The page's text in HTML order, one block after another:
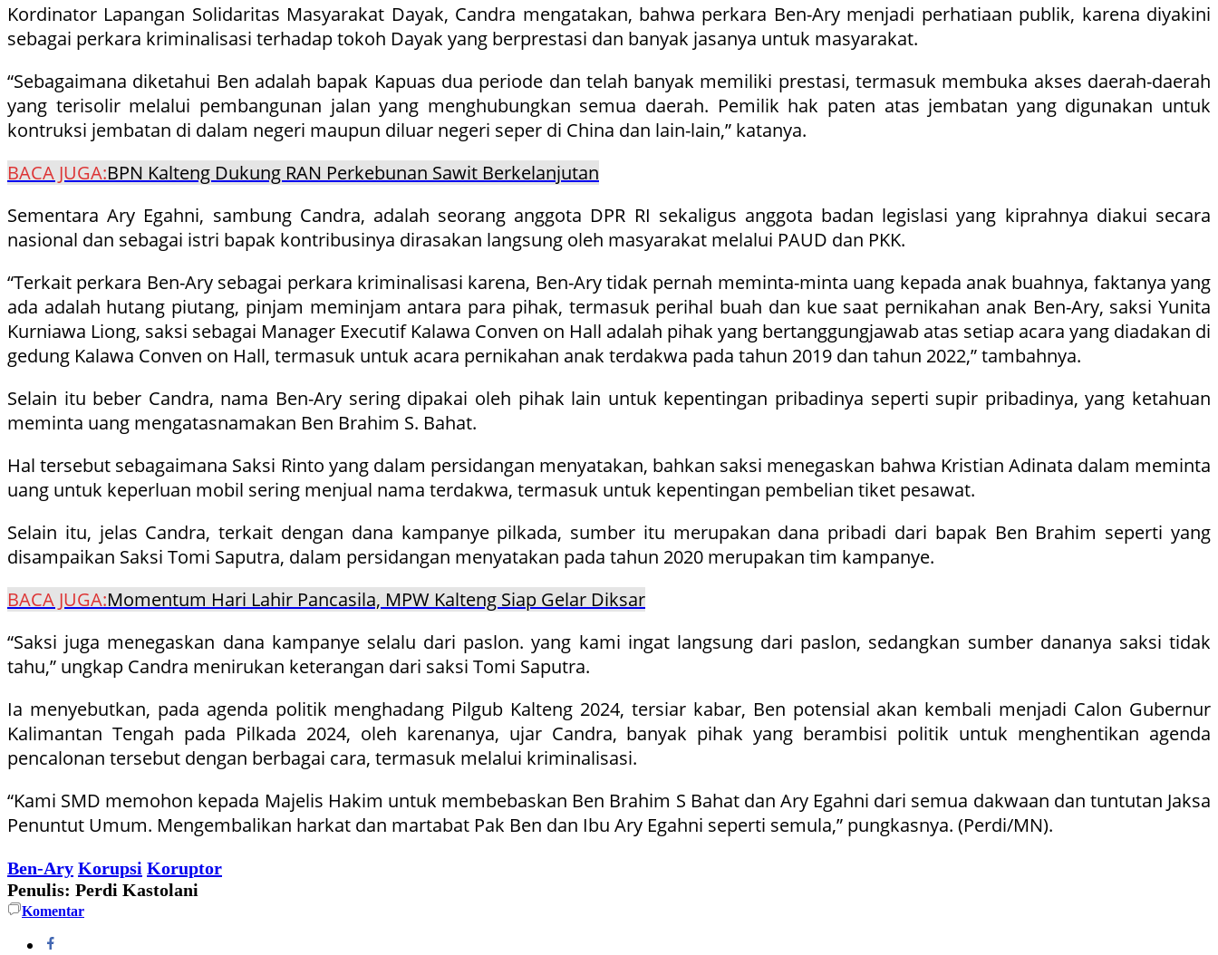
Kordinator Lapangan Solidaritas Masyarakat Dayak, Candra mengatakan, bahwa perkara Ben-Ary menjadi perhatiaan publik, karena diyakini
sebagai perkara kriminalisasi terhadap tokoh Dayak yang berprestasi dan banyak jasanya untuk masyarakat.
“Sebagaimana diketahui Ben adalah bapak Kapuas dua periode dan telah banyak memiliki prestasi, termasuk membuka akses daerah-daerah
yang terisolir melalui pembangunan jalan yang menghubungkan semua daerah. Pemilik hak paten atas jembatan yang digunakan untuk
kontruksi jembatan di dalam negeri maupun diluar negeri seper di China dan lain-lain,” katanya.
BACA JUGA:BPN Kalteng Dukung RAN Perkebunan Sawit Berkelanjutan
Sementara Ary Egahni, sambung Candra, adalah seorang anggota DPR RI sekaligus anggota badan legislasi yang kiprahnya diakui secara
nasional dan sebagai istri bapak kontribusinya dirasakan langsung oleh masyarakat melalui PAUD dan PKK.
“Terkait perkara Ben-Ary sebagai perkara kriminalisasi karena, Ben-Ary tidak pernah meminta-minta uang kepada anak buahnya, faktanya yang
ada adalah hutang piutang, pinjam meminjam antara para pihak, termasuk perihal buah dan kue saat pernikahan anak Ben-Ary, saksi Yunita
Kurniawa Liong, saksi sebagai Manager Executif Kalawa Conven on Hall adalah pihak yang bertanggungjawab atas setiap acara yang diadakan di
gedung Kalawa Conven on Hall, termasuk untuk acara pernikahan anak terdakwa pada tahun 2019 dan tahun 2022,” tambahnya.
Selain itu beber Candra, nama Ben-Ary sering dipakai oleh pihak lain untuk kepentingan pribadinya seperti supir pribadinya, yang ketahuan
meminta uang mengatasnamakan Ben Brahim S. Bahat.
Hal tersebut sebagaimana Saksi Rinto yang dalam persidangan menyatakan, bahkan saksi menegaskan bahwa Kristian Adinata dalam meminta
uang untuk keperluan mobil sering menjual nama terdakwa, termasuk untuk kepentingan pembelian tiket pesawat.
Selain itu, jelas Candra, terkait dengan dana kampanye pilkada, sumber itu merupakan dana pribadi dari bapak Ben Brahim seperti yang
disampaikan Saksi Tomi Saputra, dalam persidangan menyatakan pada tahun 2020 merupakan tim kampanye.
BACA JUGA:Momentum Hari Lahir Pancasila, MPW Kalteng Siap Gelar Diksar
“Saksi juga menegaskan dana kampanye selalu dari paslon. yang kami ingat langsung dari paslon, sedangkan sumber dananya saksi tidak
tahu,” ungkap Candra menirukan keterangan dari saksi Tomi Saputra.
Ia menyebutkan, pada agenda politik menghadang Pilgub Kalteng 2024, tersiar kabar, Ben potensial akan kembali menjadi Calon Gubernur
Kalimantan Tengah pada Pilkada 2024, oleh karenanya, ujar Candra, banyak pihak yang berambisi politik untuk menghentikan agenda
pencalonan tersebut dengan berbagai cara, termasuk melalui kriminalisasi.
“Kami SMD memohon kepada Majelis Hakim untuk membebaskan Ben Brahim S Bahat dan Ary Egahni dari semua dakwaan dan tuntutan Jaksa
Penuntut Umum. Mengembalikan harkat dan martabat Pak Ben dan Ibu Ary Egahni seperti semula,” pungkasnya. (Perdi/MN).
Ben-Ary Korupsi Koruptor
Penulis: Perdi Kastolani
Komentar